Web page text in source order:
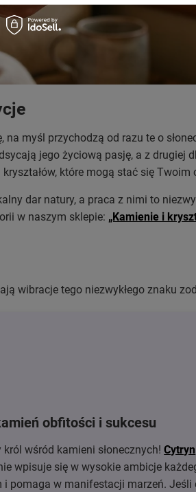
na myśl przychodzą od razu te o
jego życiową pasję, a z drugiej
które mogą stać się
dar natury, a praca z nimi to
w naszym sklepie: „Kamienie i
wibracje tego niezwykłego znaku
obfitości i sukcesu
król wśród kamieni słonecznych!Cytryn
wpisuje się w wysokie ambicje
i pomaga w manifestacji marzeń. Jeśli